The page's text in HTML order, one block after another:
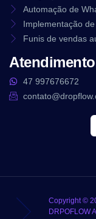
Automação de
Implementação
Funis de vendas
Atendimento
47 997676672
Copyright ©
DRPOFLOW